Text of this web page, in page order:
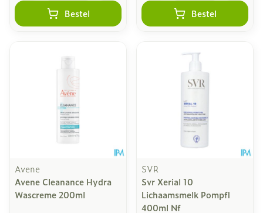
Bestel Bestel
Avene
Avene Cleanance Hydra
Wascreme 200ml
SVR
Svr Xerial 10
Lichaamsmelk Pompfl
400ml Nf